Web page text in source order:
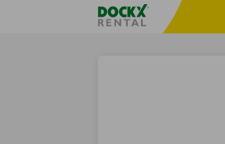
Taalselectie overslaanFratello DEMO